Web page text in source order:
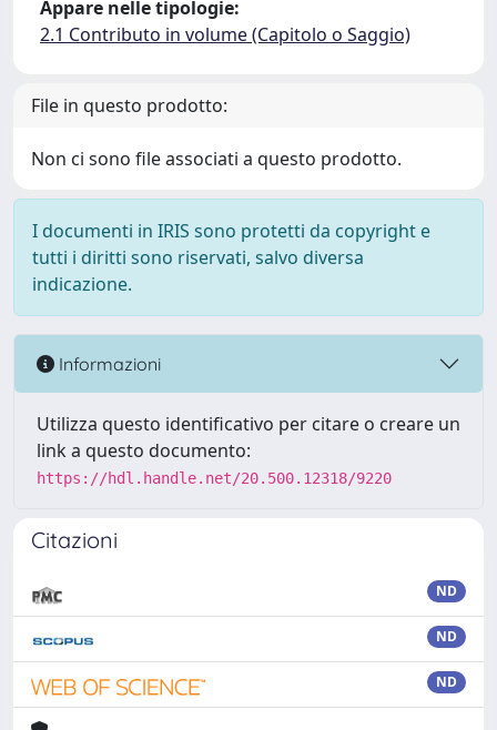
Appare nelle tipologie:
2.1 Contributo in volume (Capitolo o Saggio)
File in questo prodotto:
Non ci sono file associati a questo prodotto.
I documenti in IRIS sono protetti da copyright e
tutti i diritti sono riservati, salvo diversa
indicazione.
Informazioni
Utilizza questo identificativo per citare o creare un
link a questo documento:
https://hdl.handle.net/20.500.12318/9220
Citazioni
ND
ND
ND